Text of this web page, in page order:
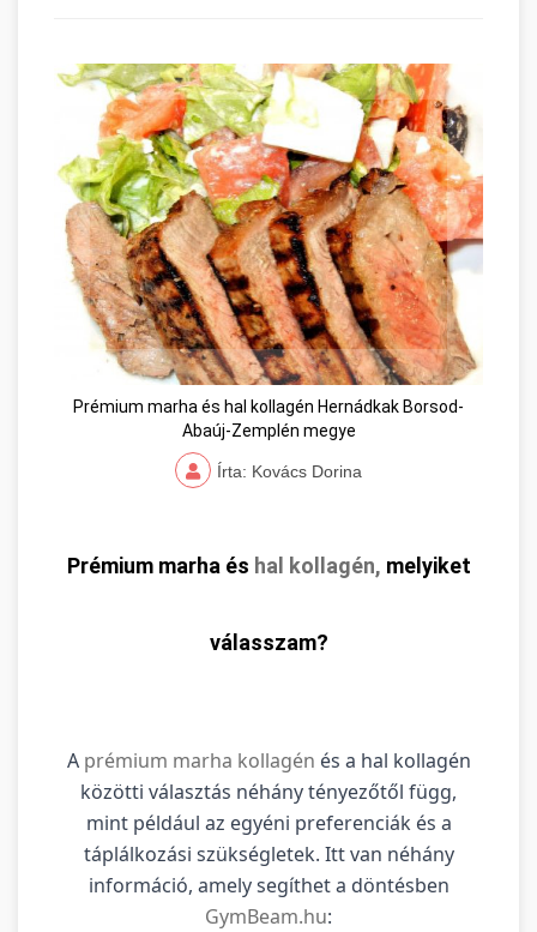
Prémium marha és hal kollagén Hernádkak Borsod-
Abaúj-Zemplén megye
Írta: Kovács Dorina
Prémium marha és hal kollagén, melyiket
válasszam?
A prémium marha kollagén és a hal kollagén
közötti választás néhány tényezőtől függ,
mint például az egyéni preferenciák és a
táplálkozási szükségletek. Itt van néhány
információ, amely segíthet a döntésben
GymBeam.hu: